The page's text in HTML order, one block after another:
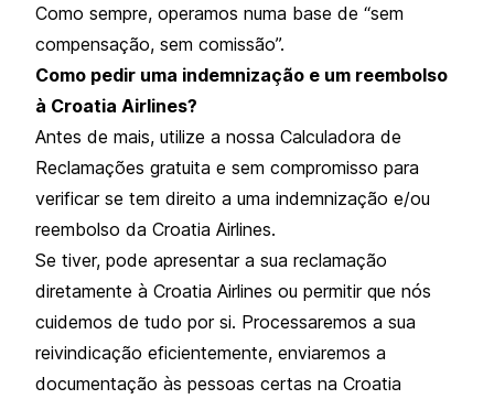
Como sempre, operamos numa base de “sem
compensação, sem comissão”.
Como pedir uma indemnização e um reembolso
à Croatia Airlines?
Antes de mais, utilize a nossa Calculadora de
Reclamações gratuita e sem compromisso para
verificar se tem direito a uma indemnização e/ou
reembolso da Croatia Airlines.
Se tiver, pode apresentar a sua reclamação
diretamente à Croatia Airlines ou permitir que nós
cuidemos de tudo por si. Processaremos a sua
reivindicação eficientemente, enviaremos a
documentação às pessoas certas na Croatia